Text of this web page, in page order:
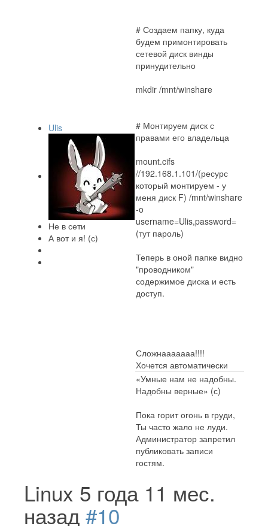
Ulis
Не в сети
А вот и я! (с)
# Создаем папку, куда
будем примонтировать
сетевой диск винды
принудительно
mkdir /mnt/winshare
# Монтируем диск с
правами его владельца
mount.cifs
//192.168.1.101/(ресурс
который монтируем - у
меня диск F) /mnt/winshare
-o
username=Ulis,password=
(тут пароль)
Теперь в оной папке видно
"проводником"
содержимое диска и есть
доступ.
Сложнааааааа!!!!
Хочется автоматически
«Умные нам не надобны.
Надобны верные» (с)
Пока горит огонь в груди,
Ты часто жало не луди.
Администратор запретил
публиковать записи
гостям.
Linux 5 года 11 мес.
назад #10